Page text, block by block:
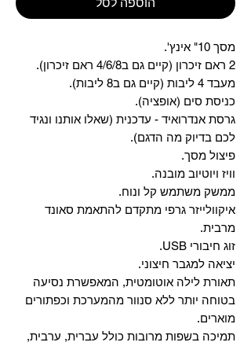
מסך 10" אינץ'.
2 ראם זיכרון (קיים גם ב4/6/8 ראם זיכרון).
מעבד 4 ליבות (קיים גם ב8 ליבות).
כניסת סים (אופציה).
גרסת אנדרואיד - עדכנית (שאלו אותנו ונגיד
לכם בדיוק מה הדגם).
פיצול מסך.
וויז ויוטיוב מובנה.
ממשק משתמש קל ונוח.
איקוולייזר גרפי מתקדם להתאמת סאונד
מרבית.
זוג חיבורי USB.
יציאה למגבר חיצוני.
תאורת לילה אוטומטית, המאפשרת נסיעה
בטוחה יותר ללא סנוור מהמערכת וכפתורים
מוארים.
תמיכה בשפות מרובות כולל עברית, ערבית,